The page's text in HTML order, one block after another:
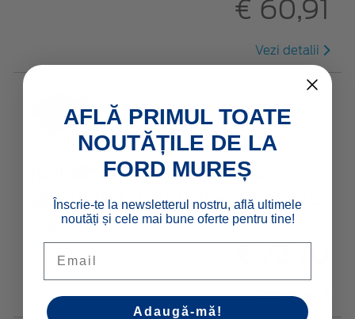
€ 60,91
Vezi detalii
4pets®* Protecție împotriva
zgârieturilor , pentru bara din spate
2423313
€ 72,70
Vezi detalii
AFLĂ PRIMUL TOATE
NOUTĂȚILE DE LA
FORD MUREȘ
Înscrie-te la newsletterul nostru, află ultimele
noutăți și cele mai bune oferte pentru tine!
Adaugă-mă!